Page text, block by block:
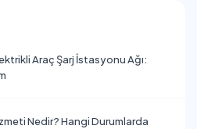
Araç Şarj İstasyonu Ağı:
Nedir? Hangi Durumlarda